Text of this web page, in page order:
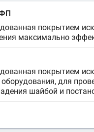
покрытием
максимально
покрытием
для
шайбой и